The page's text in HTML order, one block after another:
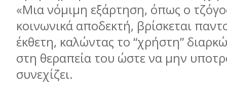
«Μια νόµιµη εξάρτηση, όπως ο
κοινωνικά αποδεκτή, βρίσκεται
έκθετη, καλώντας το “χρήστη”
στη θεραπεία του ώστε να µην
συνεχίζει.